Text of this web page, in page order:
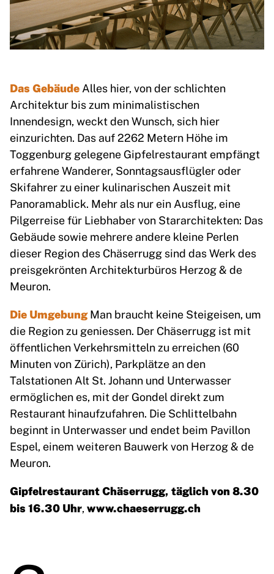
Das Gebäude Alles hier, von der schlichten
Architektur bis zum minimalistischen
Innendesign, weckt den Wunsch, sich hier
einzurichten. Das auf 2262 Metern Höhe im
Toggenburg gelegene Gipfelrestaurant empfängt
erfahrene Wanderer, Sonntagsausflügler oder
Skifahrer zu einer kulinarischen Auszeit mit
Panoramablick. Mehr als nur ein Ausflug, eine
Pilgerreise für Liebhaber von Stararchitekten: Das
Gebäude sowie mehrere andere kleine Perlen
dieser Region des Chäserrugg sind das Werk des
preisgekrönten Architekturbüros Herzog & de
Meuron.
Die UmgebungMan braucht keine Steigeisen, um
die Region zu geniessen. Der Chäserrugg ist mit
öffentlichen Verkehrsmitteln zu erreichen (60
Minuten von Zürich), Parkplätze an den
Talstationen Alt St. Johann und Unterwasser
ermöglichen es, mit der Gondel direkt zum
Restaurant hinaufzufahren. Die Schlittelbahn
beginnt in Unterwasser und endet beim Pavillon
Espel, einem weiteren Bauwerk von Herzog & de
Meuron.
Gipfelrestaurant Chäserrugg, täglich von 8.30
bis 16.30 Uhr www.chaeserrugg.ch